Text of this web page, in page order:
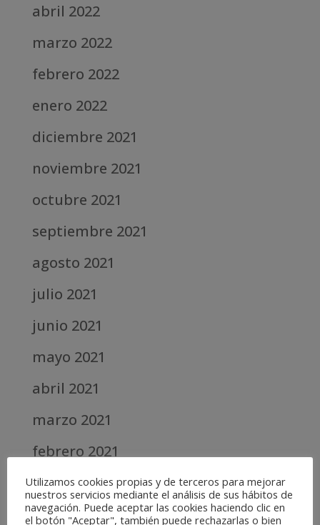
abril 2022
marzo 2022
febrero 2022
enero 2022
diciembre 2021
noviembre 2021
octubre 2021
septiembre 2021
agosto 2021
julio 2021
junio 2021
mayo 2021
abril 2021
marzo 2021
febrero 2021
diciembre 2020
abril 2020
Utilizamos cookies propias y de terceros para mejorar
nuestros servicios mediante el análisis de sus hábitos de
navegación. Puede aceptar las cookies haciendo clic en
el botón "Aceptar", también puede rechazarlas o bien